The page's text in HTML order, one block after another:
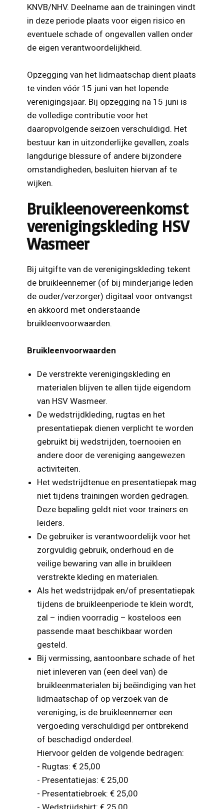
KNVB/NHV. Deelname aan de trainingen vindt
in deze periode plaats voor eigen risico en
eventuele schade of ongevallen vallen onder
de eigen verantwoordelijkheid.
Opzegging van het lidmaatschap dient plaats
te vinden vóór 15 juni van het lopende
verenigingsjaar. Bij opzegging na 15 juni is
de volledige contributie voor het
daaropvolgende seizoen verschuldigd. Het
bestuur kan in uitzonderlijke gevallen, zoals
langdurige blessure of andere bijzondere
omstandigheden, besluiten hiervan af te
wijken.
Bruikleenovereenkomst
verenigingskleding HSV
Wasmeer
Bij uitgifte van de verenigingskleding tekent
de bruikleennemer (of bij minderjarige leden
de ouder/verzorger) digitaal voor ontvangst
en akkoord met onderstaande
bruikleenvoorwaarden.
Bruikleenvoorwaarden
De verstrekte verenigingskleding en
materialen blijven te allen tijde eigendom
van HSV Wasmeer.
De wedstrijdkleding, rugtas en het
presentatiepak dienen verplicht te worden
gebruikt bij wedstrijden, toernooien en
andere door de vereniging aangewezen
activiteiten.
Het wedstrijdtenue en presentatiepak mag
niet tijdens trainingen worden gedragen.
Deze bepaling geldt niet voor trainers en
leiders.
De gebruiker is verantwoordelijk voor het
zorgvuldig gebruik, onderhoud en de
veilige bewaring van alle in bruikleen
verstrekte kleding en materialen.
Als het wedstrijdpak en/of presentatiepak
tijdens de bruikleenperiode te klein wordt,
zal – indien voorradig – kosteloos een
passende maat beschikbaar worden
gesteld.
Bij vermissing, aantoonbare schade of het
niet inleveren van (een deel van) de
bruikleenmaterialen bij beëindiging van het
lidmaatschap of op verzoek van de
vereniging, is de bruikleennemer een
vergoeding verschuldigd per ontbrekend
of beschadigd onderdeel.
Hiervoor gelden de volgende bedragen:
- Rugtas: € 25,00
- Presentatiejas: € 25,00
- Presentatiebroek: € 25,00
- Wedstrijdshirt: € 25,00